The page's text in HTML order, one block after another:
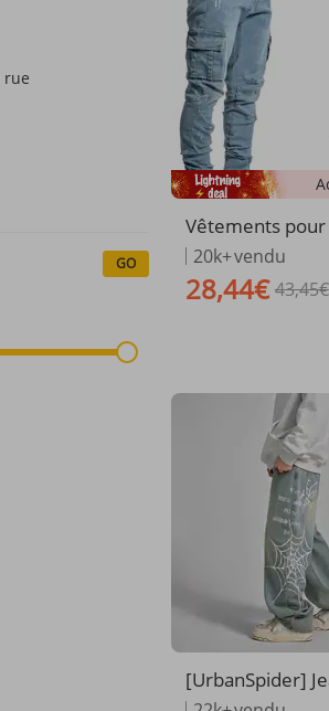
rue
GO
Vêtements
2025 : nouvelles
etits pieds, jeans
mplacement de
20k+vendu
28,44€ 43,45€
[UrbanSpider]
our homme –